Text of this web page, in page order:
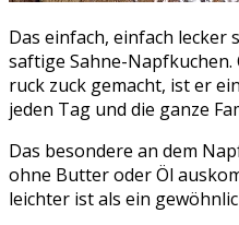
Das einfach, einfach lecker
saftige Sahne-Napfkuchen.
ruck zuck gemacht, ist er
jeden Tag und die ganze
Das besondere an dem
ohne Butter oder Öl
leichter ist als ein